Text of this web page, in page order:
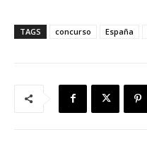
TAGS concurso España